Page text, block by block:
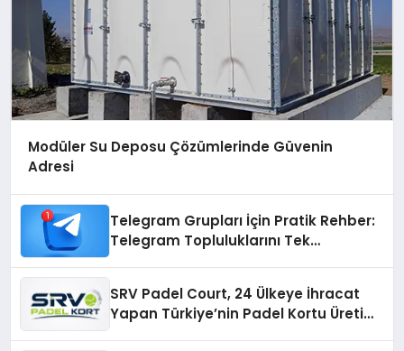
Modüler Su Deposu Çözümlerinde Güvenin
Adresi
Telegram Grupları İçin Pratik Rehber:
Telegram Topluluklarını Tek
SRV Padel Court, 24 Ülkeye İhracat
Yapan Türkiye’nin Padel Kortu Üretim